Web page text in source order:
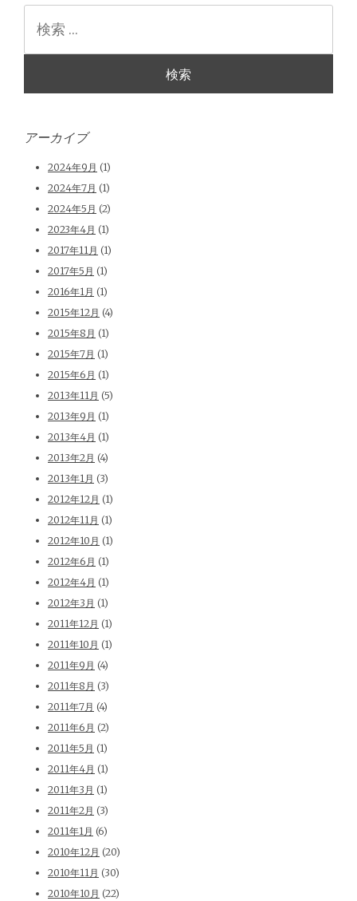
アーカイブ
2024年9月 (1)
2024年7月 (1)
2024年5月 (2)
2023年4月 (1)
2017年11月 (1)
2017年5月 (1)
2016年1月 (1)
2015年12月 (4)
2015年8月 (1)
2015年7月 (1)
2015年6月 (1)
2013年11月 (5)
2013年9月 (1)
2013年4月 (1)
2013年2月 (4)
2013年1月 (3)
2012年12月 (1)
2012年11月 (1)
2012年10月 (1)
2012年6月 (1)
2012年4月 (1)
2012年3月 (1)
2011年12月 (1)
2011年10月 (1)
2011年9月 (4)
2011年8月 (3)
2011年7月 (4)
2011年6月 (2)
2011年5月 (1)
2011年4月 (1)
2011年3月 (1)
2011年2月 (3)
2011年1月 (6)
2010年12月 (20)
2010年11月 (30)
2010年10月 (22)